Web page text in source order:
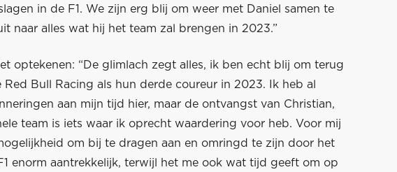
in de F1. We zijn erg blij om weer met Daniel samen te
naar alles wat hij het team zal brengen in 2023.”
optekenen: “De glimlach zegt alles, ik ben echt blij om terug
Red Bull Racing als hun derde coureur in 2023. Ik heb al
aan mijn tijd hier, maar de ontvangst van Christian,
team is iets waar ik oprecht waardering voor heb. Voor mij
om bij te dragen aan en omringd te zijn door het
enorm aantrekkelijk, terwijl het me ook wat tijd geeft om op